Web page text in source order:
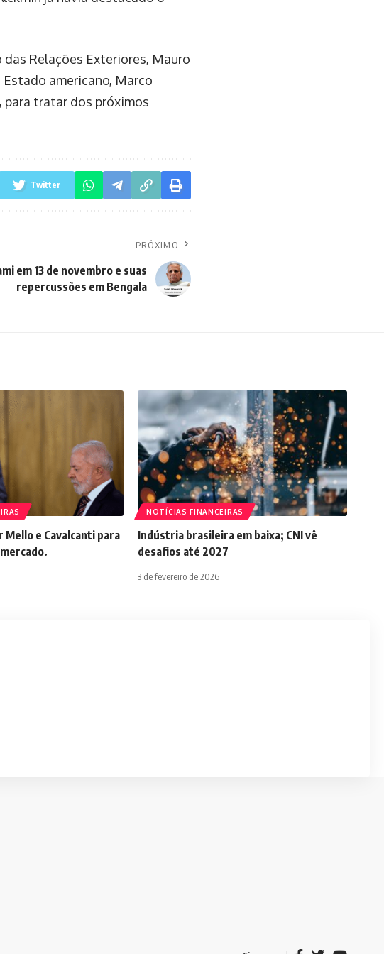
Relações Exteriores, Mauro
americano, Marco
para tratar dos próximos
Twitter
PRÓXIMO
em 13 de novembro e suas
repercussões em Bengala
Mello e Cavalcanti para
NOTÍCIAS FINANCEIRAS
Indústria brasileira em baixa; CNI vê
desafios até 2027
3 de fevereiro de 2026